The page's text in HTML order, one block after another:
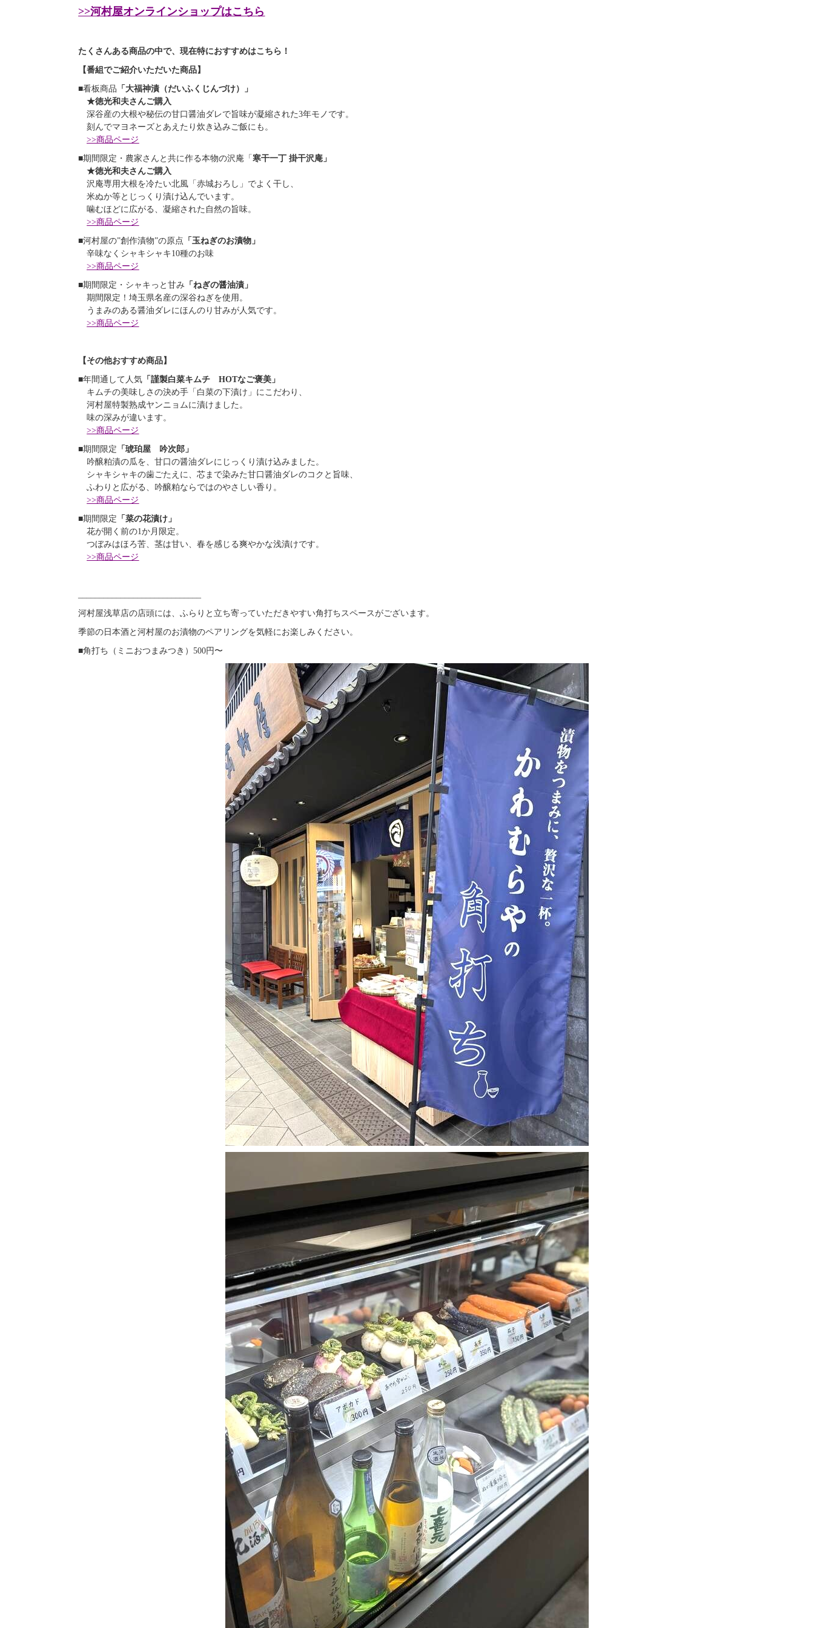
>>河村屋オンラインショップはこちら
たくさんある商品の中で、現在特におすすめはこちら！
【番組でご紹介いただいた商品】
■看板商品 「大福神漬（だいふくじんづけ）」
★徳光和夫さんご購入
深谷産の大根や秘伝の甘口醤油ダレで旨味が凝縮された3年モノです。
刻んでマヨネーズとあえたり炊き込みご飯にも。
>>商品ページ
■期間限定・農家さんと共に作る本物の沢庵「寒干一丁 掛干沢庵」
★徳光和夫さんご購入
沢庵専用大根を冷たい北風「赤城おろし」でよく干し、
米ぬか等とじっくり漬け込んでいます。
噛むほどに広がる、凝縮された自然の旨味。
>>商品ページ
■河村屋の”創作漬物”の原点 「玉ねぎのお漬物」
辛味なくシャキシャキ10種のお味
>>商品ページ
■期間限定・シャキっと甘み 「ねぎの醤油漬」
期間限定！埼玉県名産の深谷ねぎを使用。
うまみのある醤油ダレにほんのり甘みが人気です。
>>商品ページ
【その他おすすめ商品】
■年間通して人気 「謹製白菜キムチ HOTなご褒美」
キムチの美味しさの決め手「白菜の下漬け」にこだわり、
河村屋特製熟成ヤンニョムに漬けました。
味の深みが違います。
>>商品ページ
■期間限定 「琥珀屋 吟次郎」
吟醸粕漬の瓜を、甘口の醤油ダレにじっくり漬け込みました。
シャキシャキの歯ごたえに、芯まで染みた甘口醤油ダレのコクと旨味、
ふわりと広がる、吟醸粕ならではのやさしい香り。
>>商品ページ
■期間限定 「菜の花漬け」
花が開く前の1か月限定。
つぼみはほろ苦、茎は甘い、春を感じる爽やかな浅漬けです。
>>商品ページ
河村屋浅草店の店頭には、ふらりと立ち寄っていただきやすい角打ちスペースがございます。
季節の日本酒と河村屋のお漬物のペアリングを気軽にお楽しみください。
■角打ち（ミニおつまみつき）500円〜